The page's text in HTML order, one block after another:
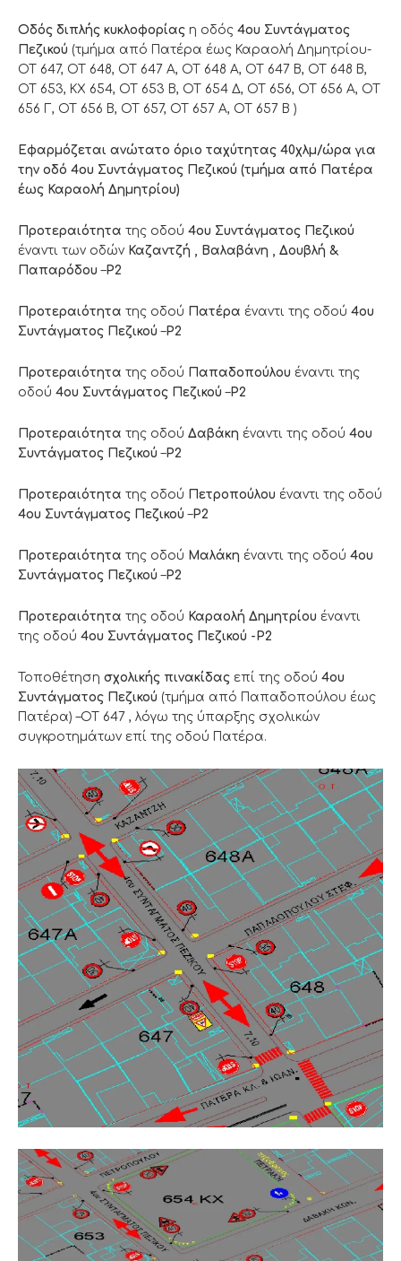
Οδός διπλής κυκλοφορίας η οδός 4ου Συντάγματος
Πεζικού (τμήμα από Πατέρα έως Καραολή Δημητρίου-
ΟΤ 647, ΟΤ 648, ΟΤ 647 Α, ΟΤ 648 Α, ΟΤ 647 Β, ΟΤ 648 Β,
ΟΤ 653, ΚΧ 654, ΟΤ 653 Β, ΟΤ 654 Δ, ΟΤ 656, ΟΤ 656 Α, ΟΤ
656 Γ, ΟΤ 656 Β, ΟΤ 657, ΟΤ 657 Α, ΟΤ 657 Β )
Eφαρμόζεται ανώτατο όριο ταχύτητας 40χλμ/ώρα για
την οδό 4ου Συντάγματος Πεζικού (τμήμα από Πατέρα
έως Καραολή Δημητρίου)
Προτεραιότητα της οδού 4ου Συντάγματος Πεζικού
έναντι των οδών Καζαντζή , Βαλαβάνη , Δουβλή &
Παπαρόδου–Ρ2
Προτεραιότητα της οδού Πατέρα έναντι της οδού 4ου
Συντάγματος Πεζικού–Ρ2
Προτεραιότητα της οδού Παπαδοπούλου έναντι της
οδού 4ου Συντάγματος Πεζικού–Ρ2
Προτεραιότητα της οδού Δαβάκη έναντι της οδού 4ου
Συντάγματος Πεζικού–Ρ2
Προτεραιότητα της οδού Πετροπούλου έναντι της οδού
4ου Συντάγματος Πεζικού–Ρ2
Προτεραιότητα της οδού Μαλάκη έναντι της οδού 4ου
Συντάγματος Πεζικού–Ρ2
Προτεραιότητα της οδού Καραολή Δημητρίου έναντι
της οδού 4ου Συντάγματος Πεζικού -Ρ2
Τοποθέτηση σχολικής πινακίδας επί της οδού 4ου
Συντάγματος Πεζικού (τμήμα από Παπαδοπούλου έως
Πατέρα) –ΟΤ 647 , λόγω της ύπαρξης σχολικών
συγκροτημάτων επί της οδού Πατέρα.